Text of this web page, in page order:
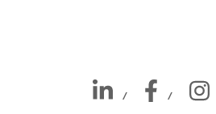
/ /